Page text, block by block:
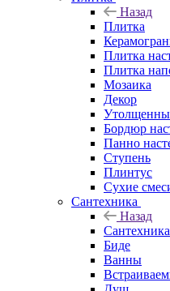
Назад
Плитка
Плитка
Плитка
Мозаика
Декор
Бордюр
Панно
Ступень
Плинтус
Сухие
Сантехника
Назад
Сантехника
Биде
Ванны